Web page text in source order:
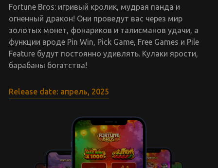
Fortune Bros: игривый кролик, мудрая панда и
огненный дракон! Они проведут вас через мир
золотых монет, фонариков и талисманов удачи, а
функции вроде Pin Win, Pick Game, Free Games и Pile
Feature будут постоянно удивлять. Кулаки ярости,
барабаны богатства!
Release date: апрель, 2025